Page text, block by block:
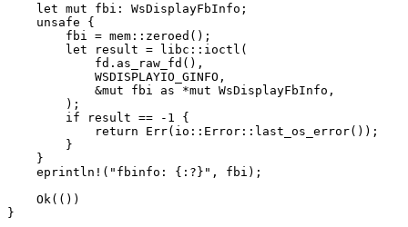
    let mut fbi: WsDisplayFbInfo;
    unsafe {
        fbi = mem::zeroed();
        let result = libc::ioctl(
            fd.as_raw_fd(),
            WSDISPLAYIO_GINFO,
            &mut fbi as *mut WsDisplayFbInfo,
        );
        if result == -1 {
            return Err(io::Error::last_os_error());
        }
    }
    eprintln!("fbinfo: {:?}", fbi);
    Ok(())